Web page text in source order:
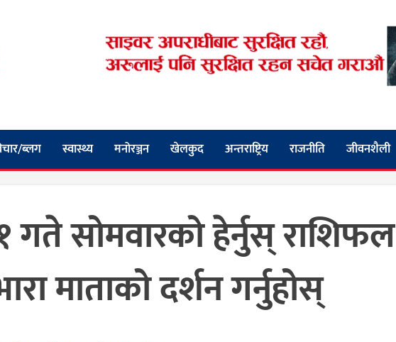
ब्लग स्वास्थ्य मनोरञ्जन खेलकुद अन्तराष्ट्रिय राजनीति जीवनशैली
सोमवारको हेर्नुस् राशिफल
माताको दर्शन गर्नुहोस्